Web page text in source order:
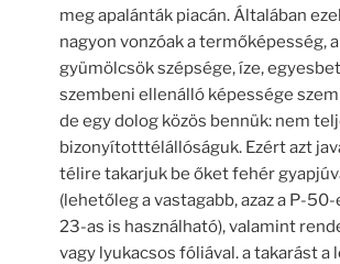
meg apalánták piacán. Általában
nagyon vonzóak a termőképesség, a
gyümölcsök szépsége, íze,
szembeni ellenálló képessége
de egy dolog közös bennük: nem
bizonyítotttélállóságuk. Ezért azt
télire takarjuk be őket fehér
(lehetőleg a vastagabb, azaz a P-50-
23-as is használható), valamint
vagy lyukacsos fóliával. a takarást a